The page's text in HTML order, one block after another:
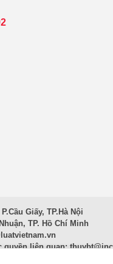
Giấy, TP.Hà Nội
TP. Hồ Chí Minh
quyền liên quan: